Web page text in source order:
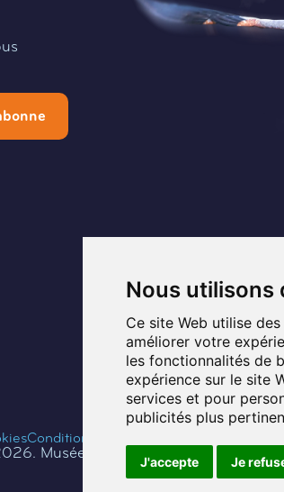
Nous utilisons
Ce site Web utilise
améliorer votre
les fonctionnalités de
expérience sur le site
services et pour
publicités plus
J'accepte Je
Planifier ma visite
Programmation
Fontaines de Belgique
Conditions d'utilisation
Musée de l’eau et de la fontaine.